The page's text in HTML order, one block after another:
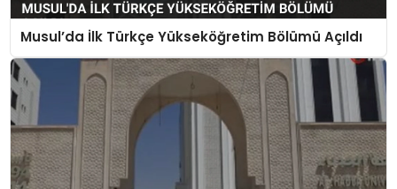
Musul’da İlk Türkçe Yükseköğretim Bölümü Açıldı